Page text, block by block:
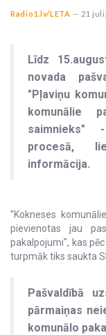
Radio1.lv/LETA -- 21
Līdz
novada
"Pļaviņu
komunālie
saimnieks"
procesā,
informācija.
"Kokneses
pievienotas jau
pakalpojumi", kas
turpmāk tiks saukta
Pašvaldībā
pārmaiņas
komunālo